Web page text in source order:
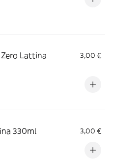
Lattina
3,00 €
330ml 3,00 €